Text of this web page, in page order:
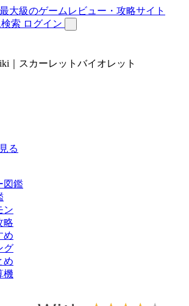
索 ログイン
｜スカーレットバイオレット
る
図鑑
ン
略
め
グ
め
機